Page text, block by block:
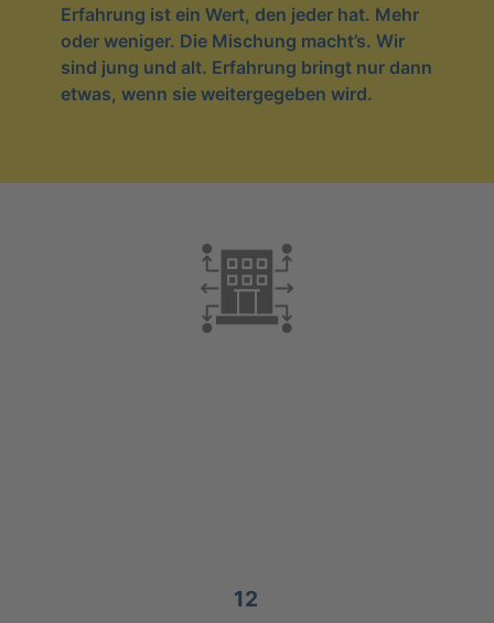
Erfah­rung ist ein Wert, den jeder hat. Mehr
oder weni­ger. Die Mischung macht’s. Wir
sind jung und alt. Erfah­rung bringt nur dann
etwas, wenn sie wei­ter­ge­ge­ben wird.
12